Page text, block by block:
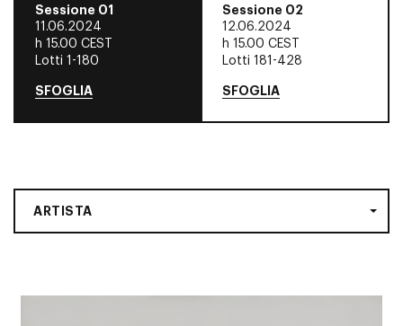
Sessione 01
11.06.2024
h15.00 CEST
Lotti 1-180
SFOGLIA
Sessione 02
12.06.2024
h 15.00 CEST
Lotti 181-428
SFOGLIA
ARTISTA